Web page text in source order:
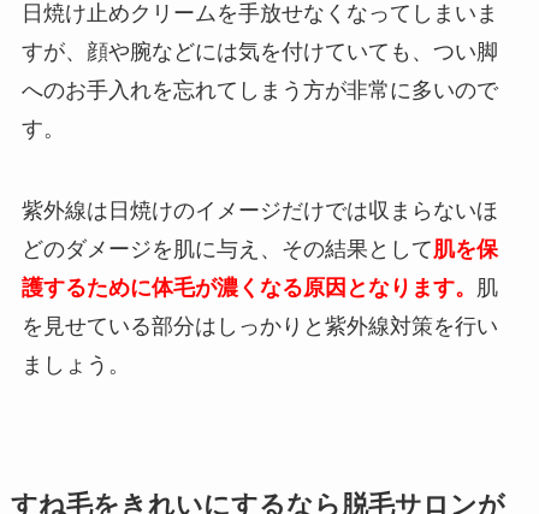
日焼け止めクリームを手放せなくなってしまいま
すが、顔や腕などには気を付けていても、つい脚
へのお手入れを忘れてしまう方が非常に多いので
す。
紫外線は日焼けのイメージだけでは収まらないほ
どのダメージを肌に与え、その結果として肌を保
護するために体毛が濃くなる原因となります。 肌
を見せている部分はしっかりと紫外線対策を行い
ましょう。
すね毛をきれいにするなら脱毛サロンが